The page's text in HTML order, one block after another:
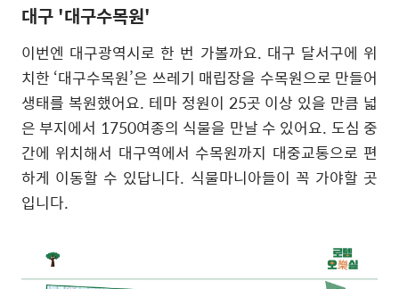
대구 '대구수목원'
이번엔 대구광역시로 한 번 가볼까요. 대구 달서구에 위
치한 ‘대구수목원’은 쓰레기 매립장을 수목원으로 만들어
생태를 복원했어요. 테마 정원이 25곳 이상 있을 만큼 넓
은 부지에서 1750여종의 식물을 만날 수 있어요. 도심 중
간에 위치해서 대구역에서 수목원까지 대중교통으로 편
하게 이동할 수 있답니다. 식물마니아들이 꼭 가야할 곳
입니다.